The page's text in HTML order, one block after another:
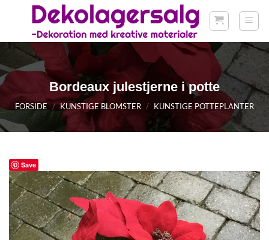
Fortsæt
Bordeaux julestjerne i potte
FORSIDE / KUNSTIGE BLOMSTER / KUNSTIGE POTTEPLANTER
Save